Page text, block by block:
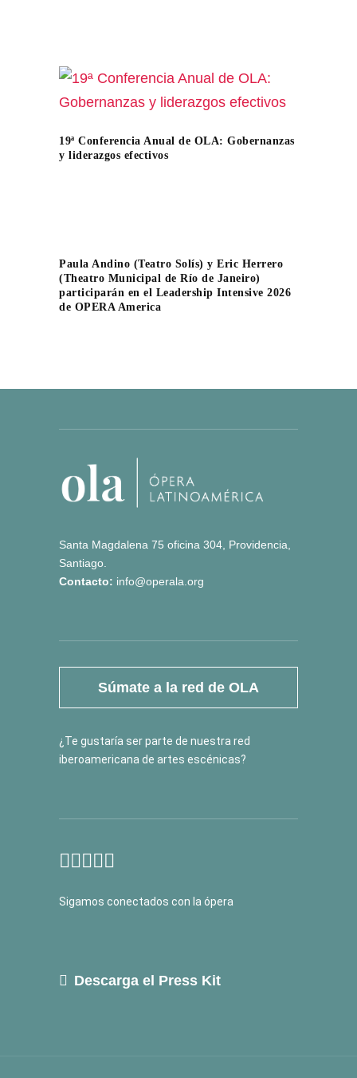
19ª Conferencia Anual de OLA: Gobernanzas
y liderazgos efectivos
Paula Andino (Teatro Solís) y Eric Herrero
(Theatro Municipal de Río de Janeiro)
participarán en el Leadership Intensive 2026
de OPERA America
Santa Magdalena 75 oficina 304, Providencia,
Santiago.
Contacto: info@operala.org
Súmate a la red de OLA
¿Te gustaría ser parte de nuestra red
iberoamericana de artes escénicas?
Sigamos conectados con la ópera
Descarga el Press Kit